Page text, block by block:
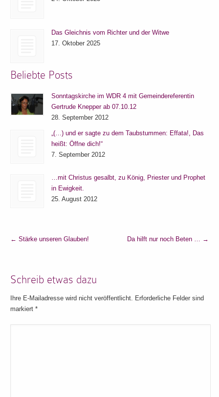
Das Gleichnis vom Richter und der Witwe
17. Oktober 2025
Beliebte Posts
Sonntagskirche im WDR 4 mit Gemeindereferentin
Gertrude Knepper ab 07.10.12
28. September 2012
„(…) und er sagte zu dem Taubstummen: Effata!, Das
heißt: Öffne dich!“
7. September 2012
…mit Christus gesalbt, zu König, Priester und Prophet
in Ewigkeit.
25. August 2012
← Stärke unseren Glauben! Da hilft nur noch Beten … →
Schreib etwas dazu
Ihre E-Mailadresse wird nicht veröffentlicht. Erforderliche Felder sind
markiert*